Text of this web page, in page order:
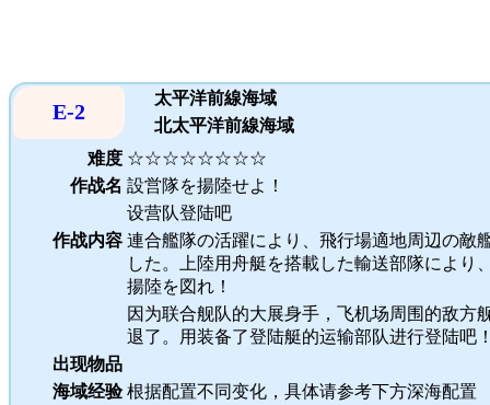
E-2
太平洋前線海域
北太平洋前線海域
难度 ☆☆☆☆☆☆☆☆
作战名 設営隊を揚陸せよ！
设营队登陆吧
作战内容 連合艦隊の活躍により、飛行場適地周辺の敵
した。上陸用舟艇を搭載した輸送部隊により
揚陸を図れ！
因为联合舰队的大展身手，飞机场周围的敌方
退了。用装备了登陆艇的运输部队进行登陆吧
出现物品
海域经验 根据配置不同变化，具体请参考下方深海配置